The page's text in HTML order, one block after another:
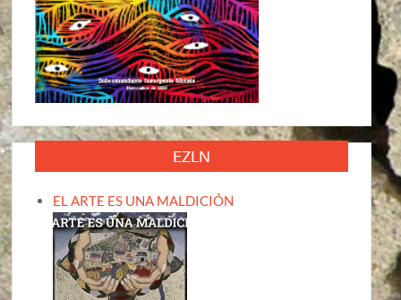
EZLN
EL ARTE ES UNA MALDICIÓN